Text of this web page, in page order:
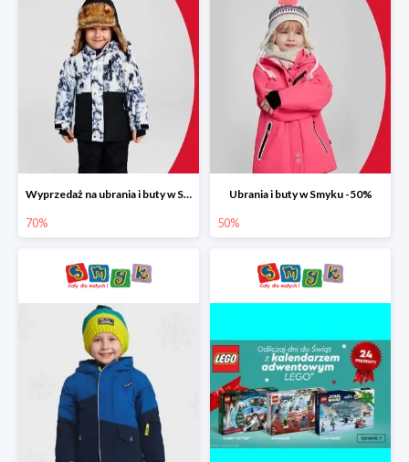
Wyprzedaż na ubrania i buty w Smyku do -70%
70%
Ubrania i buty w Smyku -50%
50%